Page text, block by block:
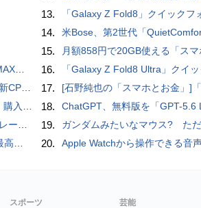
底解説
載していますよ
の成長戦略
」
説明
13. 「Galaxy Z Fold8」クイックフォ
14. 米Bose、第2世代「QuietComfort」発表 ノイキャン強化、メガネ着
15. 月額858円で20GB使える「スマホデビュープラン U15」ドコモが提供、ahamo
16. 「Galaxy Z Fold8 Ultra」クイックフォ
17. [石野純也の「スマホとお金」]「Galaxy Z Fold7／Flip7」発表、注目したいソフ
18. ChatGPT、無料版を「GPT-5.6 Luna」に刷新、チャット無制限に 有料版
19. ガンダムみたいなマウス? ただのマウスとは違うのだよ1944通りの形状に変更
20. ​Apple Watchから操作できる音声レコーダMeta Recorder、録音レ
スポーツ 芸能